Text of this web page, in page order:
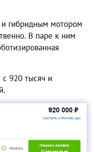
гибридным мотором
В паре к ним
с 920 тысяч и